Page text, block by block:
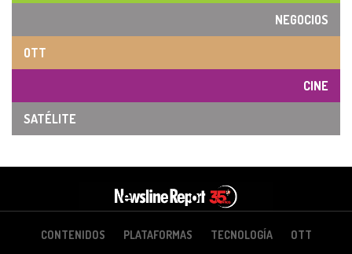
NEGOCIOS
OTT
CINE
SATÉLITE
CONTENIDOS PLATAFORMAS TECNOLOGÍA OTT